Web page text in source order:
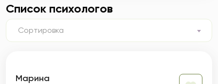
Список психологов
Сортировка
Марина